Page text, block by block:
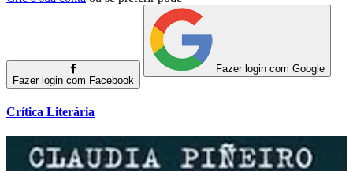
Fazer login com Facebook
Fazer login com Google
Crítica Literária